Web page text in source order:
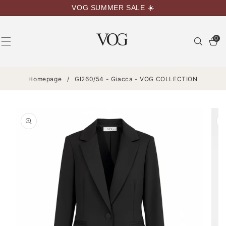
CONTENUTI
VOG SUMMER SALE ☀️
0
Homepage / GI260/54 - Giacca - VOG COLLECTION
SUL
PRODOTTO